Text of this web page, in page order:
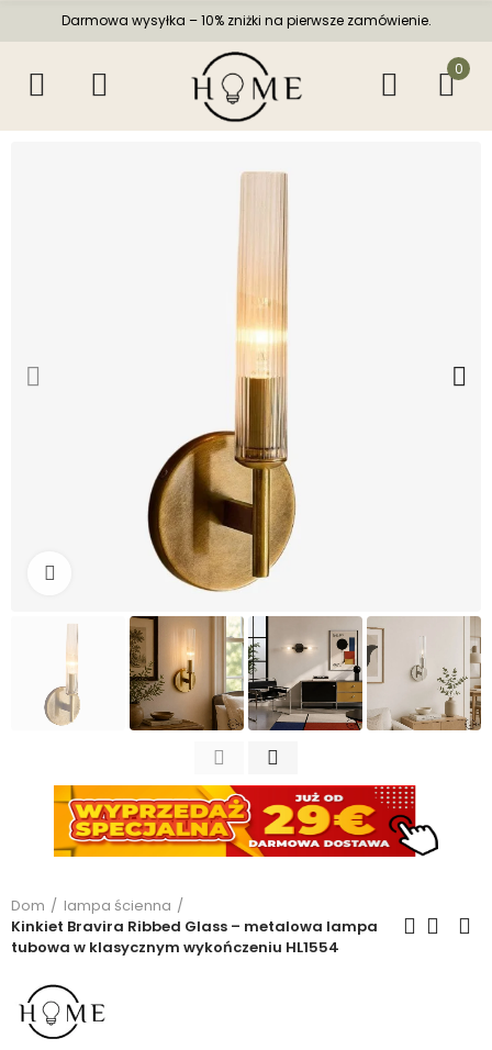
Darmowa wysyłka – 10% zniżki na pierwsze zamówienie.
0
Kliknij, aby powiększyć
Dom
lampa ścienna
Kinkiet Bravira Ribbed Glass – metalowa lampa
tubowa w klasycznym wykończeniu HL1554